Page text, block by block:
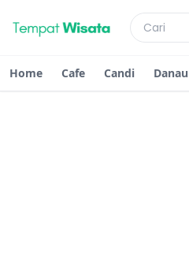
Home Cafe Candi Danau